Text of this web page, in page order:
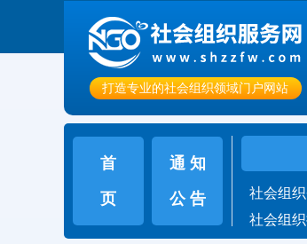
打造专业的社会组织领域门户网站
首
页
通 知
公 告
社会组
社会组